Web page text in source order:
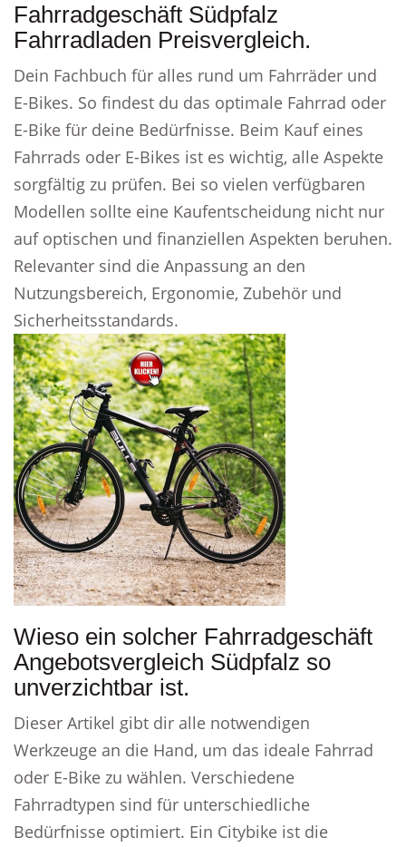
Fahrradgeschäft Südpfalz
Fahrradladen Preisvergleich.
Dein Fachbuch für alles rund um Fahrräder und
E-Bikes. So findest du das optimale Fahrrad oder
E-Bike für deine Bedürfnisse. Beim Kauf eines
Fahrrads oder E-Bikes ist es wichtig, alle Aspekte
sorgfältig zu prüfen. Bei so vielen verfügbaren
Modellen sollte eine Kaufentscheidung nicht nur
auf optischen und finanziellen Aspekten beruhen.
Relevanter sind die Anpassung an den
Nutzungsbereich, Ergonomie, Zubehör und
Sicherheitsstandards.
Wieso ein solcher Fahrradgeschäft
Angebotsvergleich Südpfalz so
unverzichtbar ist.
Dieser Artikel gibt dir alle notwendigen
Werkzeuge an die Hand, um das ideale Fahrrad
oder E-Bike zu wählen. Verschiedene
Fahrradtypen sind für unterschiedliche
Bedürfnisse optimiert. Ein Citybike ist die